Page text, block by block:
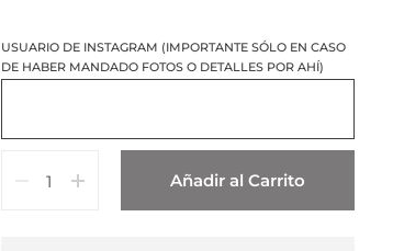
USUARIO DE INSTAGRAM (IMPORTANTE SÓLO EN CASO
DE HABER MANDADO FOTOS O DETALLES POR AHÍ)
Añadir al Carrito